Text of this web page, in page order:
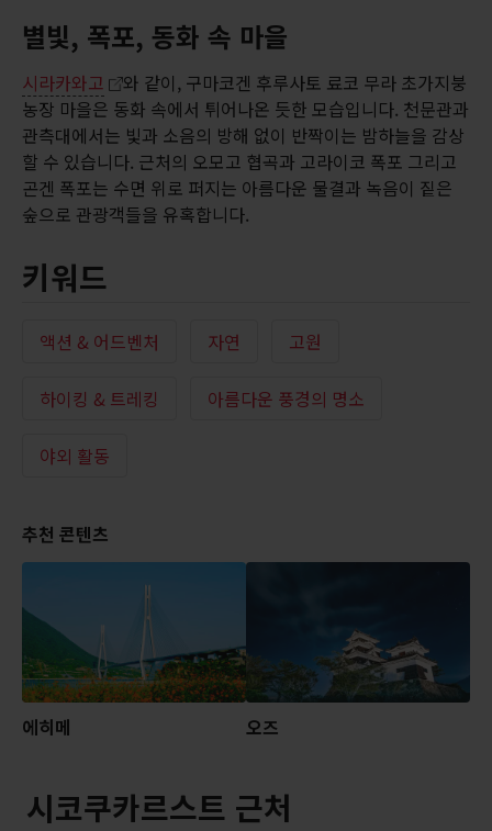
별빛, 폭포, 동화 속 마을
시라카와고
와 같이, 구마코겐 후루사토 료코 무라 초가지붕
농장 마을은 동화 속에서 튀어나온 듯한 모습입니다. 천문관과
관측대에서는 빛과 소음의 방해 없이 반짝이는 밤하늘을 감상
할 수 있습니다. 근처의 오모고 협곡과 고라이코 폭포 그리고
곤겐 폭포는 수면 위로 퍼지는 아름다운 물결과 녹음이 짙은
숲으로 관광객들을 유혹합니다.
키워드
액션 & 어드벤처 자연 고원
하이킹 & 트레킹 아름다운 풍경의 명소
야외 활동
추천 콘텐츠
에히메 오즈
시코쿠카르스트 근처